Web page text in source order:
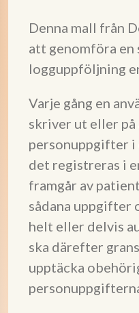
Denna mall från
att genomföra en
logguppföljning
Varje gång en
skriver ut eller på
personuppgifter i
det registreras i
framgår av
sådana uppgifter
helt eller delvis
ska därefter
upptäcka